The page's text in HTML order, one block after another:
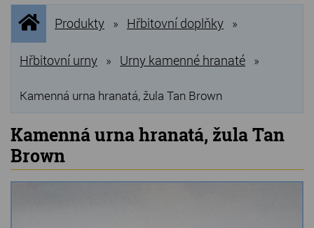
NOVINKY
NEJPRODÁVANĚJŠÍ
VÝPRODEJ
Produkty
Grilovací, pečící kameny
Lávové grilovací kameny
Kamenné truhlíky
Úvodní
stránka
Produkty » Hřbitovní doplňky »
Hřbitovní urny » Urny kamenné hranaté »
Kamenná urna hranatá, žula Tan Brown
Kamenná urna hranatá, žula Tan
Brown